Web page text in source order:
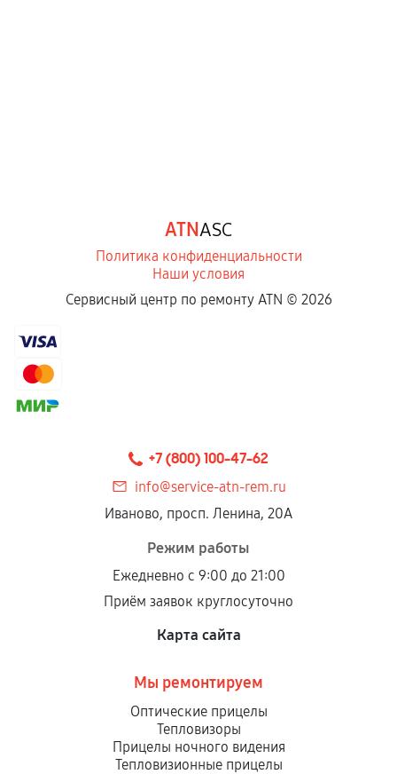
ATNASC
Политика конфиденциальности
Наши условия
Сервисный центр по ремонту ATN © 2026
+7 (800) 100-47-62
info@service-atn-rem.ru
Иваново, просп. Ленина, 20А
Режим работы
Ежедневно с 9:00 до 21:00
Приём заявок круглосуточно
Карта сайта
Мы ремонтируем
Оптические прицелы
Тепловизоры
Прицелы ночного видения
Тепловизионные прицелы